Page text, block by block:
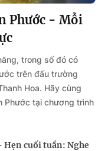
Phước - Mỗi
trong số đó có
trên đấu trường
Hoa. Hãy cùng
Phước tại chương trình
Hẹn cuối tuần: Nghe